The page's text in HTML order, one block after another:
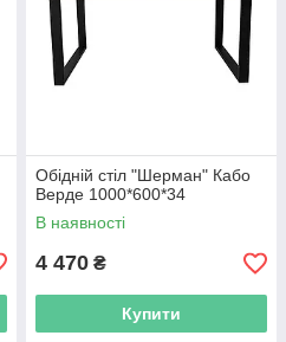
Обідній стіл "Шерман" Кабо
Верде 1000*600*34
В наявності
4 470 ₴
Купити